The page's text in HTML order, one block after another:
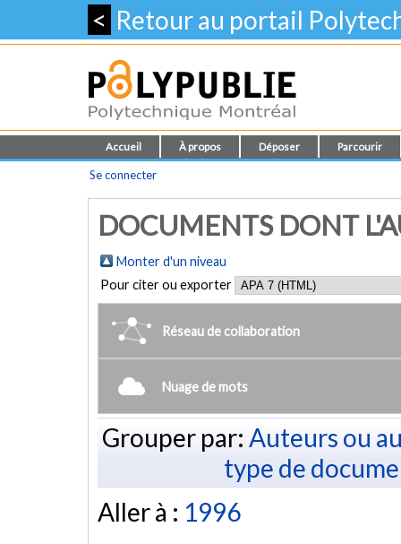
< Retour au portail
Accueil À propos Déposer Parcourir
Se connecter
DOCUMENTS DONT
Monter d'un niveau
Pour citer ou exporter
Réseau de collaboration
Nuage de mots
Grouper par: Auteurs ou
type de
Aller à : 1996